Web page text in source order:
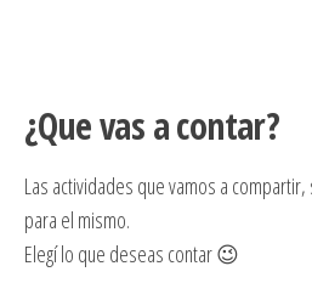
¿Que vas a contar?
Las actividades que vamos a
para el mismo.
Elegí lo que deseas contar 😉